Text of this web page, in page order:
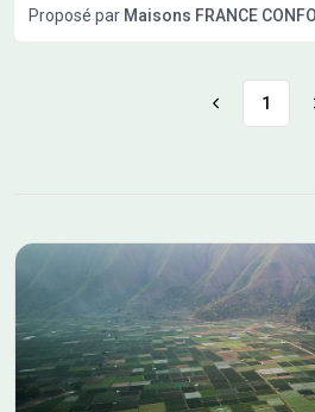
Saint-Christophe-à-Berry, offrant une
Façade sur rue de 41 ml pour une
Environnement calme et agréable Libre de constructeur
d'informations, au 06 16 27 53 27.
Proposé par Maisons FRANCE
1